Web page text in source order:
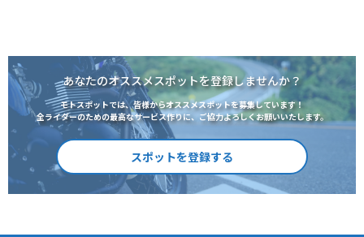
あなたのオススメスポットを登録しませんか？
モトスポットでは、皆様からオススメスポットを募集しています！
全ライダーのための最高なサービス作りに、ご協力よろしくお願いいたします。
スポットを登録する